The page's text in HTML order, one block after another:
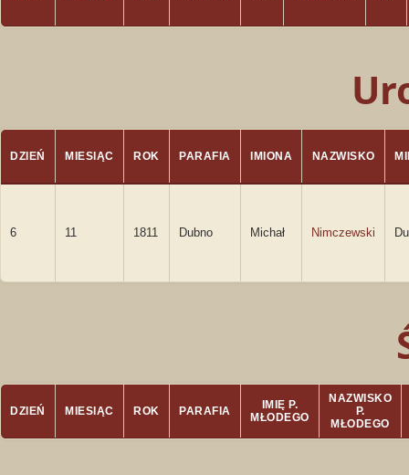
DZIEŃ MIESIĄC ROK PARAFIA IMIONA NAZWISKO
6 11 1811 Dubno Michał Nimczewski
DZIEŃ MIESIĄC ROK PARAFIA
IMIĘ P.
MŁODEGO
NAZWISKO
P.
MŁODEGO